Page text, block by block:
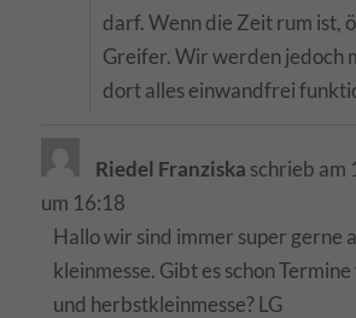
darf. Wenn die Zeit rum ist,
Greifer. Wir werden jedoch
dort alles einwandfrei
Riedel Franziska schrieb am
um 16:18
Hallo wir sind immer super gerne
kleinmesse. Gibt es schon
und herbstkleinmesse? LG